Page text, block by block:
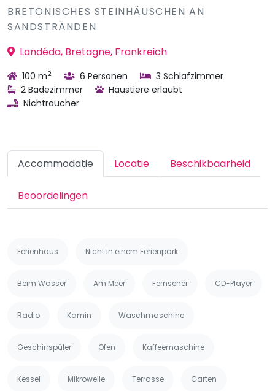
BRETONISCHES STEINHÄUSCHEN AN
SANDSTRÄNDEN
Landéda, Bretagne, Frankreich
100 m2 6 Personen
3 Schlafzimmer
2 Badezimmer
Haustiere erlaubt
Nichtraucher
Accommodatie Locatie Beschikbaarheid
Beoordelingen
Ferienhaus Nicht in einem Ferienpark
Beim Wasser Am Meer Fernseher CD-Player
Radio Kamin Waschmaschine
Geschirrspüler Ofen Kaffeemaschine
Kessel Mikrowelle Terrasse Garten